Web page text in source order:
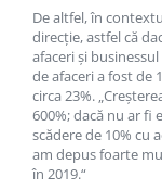
Accesorii gresie si
Accesorii pentru
mozaicuri
Accesorii polizare
Accesorii vopsire
Benzi
De altfel, în
direcţie, astfel că
afaceri şi
de afaceri a fost de
circa 23%.
600%; dacă nu ar fi
scădere de 10% cu
am depus foarte
în 2019.“